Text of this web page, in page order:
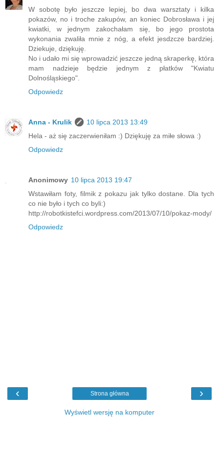
W sobotę było jeszcze lepiej, bo dwa warsztaty i kilka
pokazów, no i troche zakupów, an koniec Dobrosława i jej
kwiatki, w jednym zakochałam się, bo jego prostota
wykonania zwaliła mnie z nóg, a efekt jesdzcze bardziej.
Dziekuje, dziękuję.
No i udało mi się wprowadzić jeszcze jedną skraperkę, która
mam nadzieje będzie jednym z płatków "Kwiatu
Dolnośląskiego".
Odpowiedz
Anna - Krulik
10 lipca 2013 13:49
Hela - aż się zaczerwieniłam :) Dziękuję za miłe słowa :)
Odpowiedz
Anonimowy 10 lipca 2013 19:47
Wstawiłam foty, filmik z pokazu jak tylko dostane. Dla tych
co nie było i tych co byli:)
http://robotkistefci.wordpress.com/2013/07/10/pokaz-mody/
Odpowiedz
‹ ›
Strona główna
Wyświetl wersję na komputer